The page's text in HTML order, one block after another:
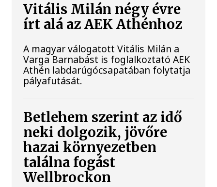
Vitális Milán négy évre
írt alá az AEK Athénhoz
A magyar válogatott Vitális Milán a
Varga Barnabást is foglalkoztató AEK
Athén labdarúgócsapatában folytatja
pályafutását.
Betlehem szerint az idő
neki dolgozik, jövőre
hazai környezetben
találna fogást
Wellbrockon